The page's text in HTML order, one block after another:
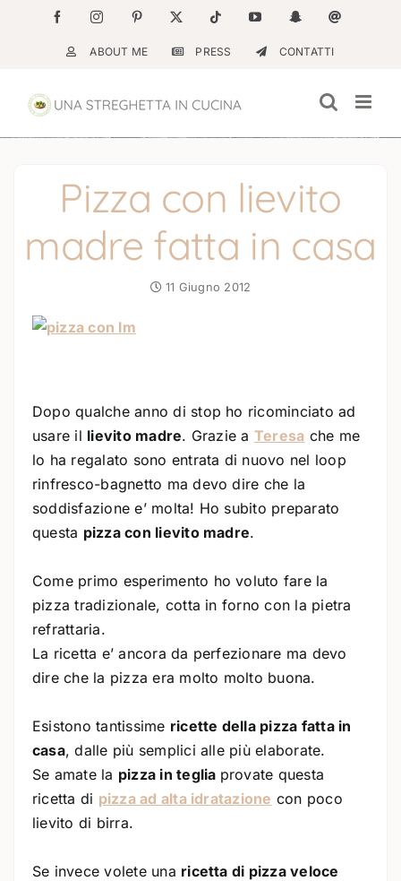
contenuto
FacebookInstagramPinterest Tiktok YouTubeSnapchatEmail
ABOUT ME PRESS CONTATTI
Pizza con lievito
madre fatta in casa
11 Giugno 2012
Dopo qualche anno di stop ho ricominciato ad
usare il lievito madre. Grazie a Teresa che me
lo ha regalato sono entrata di nuovo nel loop
rinfresco-bagnetto ma devo dire che la
soddisfazione e’ molta! Ho subito preparato
questa pizza con lievito madre.
Come primo esperimento ho voluto fare la
pizza tradizionale, cotta in forno con la pietra
refrattaria.
La ricetta e’ ancora da perfezionare ma devo
dire che la pizza era molto molto buona.
Esistono tantissime ricette della pizza fatta in
casa, dalle più semplici alle più elaborate.
Se amate la pizza in teglia provate questa
ricetta di pizza ad alta idratazione con poco
lievito di birra.
Se invece volete una ricetta di pizza veloce